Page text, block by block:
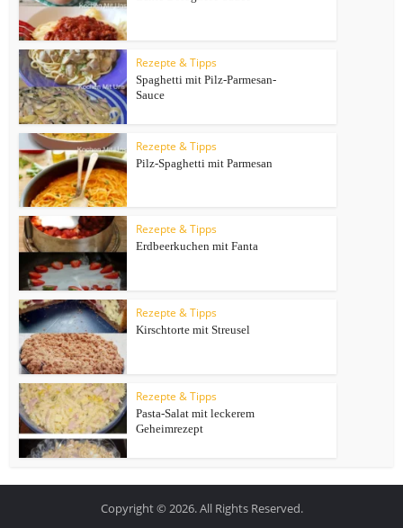
Rezepte & Tipps
Spaghetti mit Pilz-Parmesan-
Sauce
Rezepte & Tipps
Pilz-Spaghetti mit Parmesan
Rezepte & Tipps
Erdbeerkuchen mit Fanta
Rezepte & Tipps
Kirschtorte mit Streusel
Rezepte & Tipps
Pasta-Salat mit leckerem
Geheimrezept
Copyright © 2026. All Rights Reserved.